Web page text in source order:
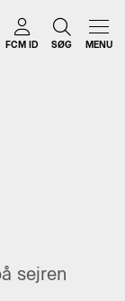
FCM ID SØG MENU
sejren